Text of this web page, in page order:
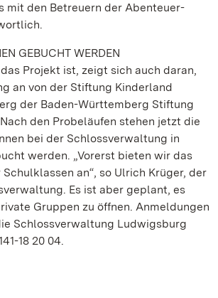
mit den Betreuern der Abenteuer-
GEBUCHT WERDEN
Projekt ist, zeigt sich auch daran,
an von der Stiftung Kinderland
der Baden-Württemberg Stiftung
den Probeläufen stehen jetzt die
bei der Schlossverwaltung in
werden. „Vorerst bieten wir das
an“, so Ulrich Krüger, der
Es ist aber geplant, es
Gruppen zu öffnen. Anmeldungen
Schlossverwaltung Ludwigsburg
18 20 04.